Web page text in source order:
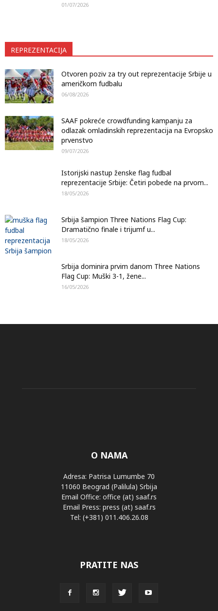
01/07/2026
REPREZENTACIJA
Otvoren poziv za try out reprezentacije Srbije u
američkom fudbalu
06/08/2026
SAAF pokreće crowdfunding kampanju za
odlazak omladinskih reprezentacija na Evropsko
prvenstvo
09/07/2026
Istorijski nastup ženske flag fudbal
reprezentacije Srbije: Četiri pobede na prvom...
18/05/2026
Srbija šampion Three Nations Flag Cup:
Dramatično finale i trijumf u...
18/05/2026
Srbija dominira prvim danom Three Nations
Flag Cup: Muški 3-1, žene...
16/05/2026
O NAMA
Adresa: Patrisa Lumumbe 70
11060 Beograd (Palilula) Srbija
Email Office: office (at) saaf.rs
Email Press: press (at) saaf.rs
Tel: (+381) 011.406.26.08
PRATITE NAS